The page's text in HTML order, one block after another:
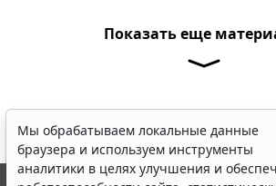
Показать еще
Мы обрабатываем локальные данные
браузера и используем инструменты
аналитики в целях улучшения и